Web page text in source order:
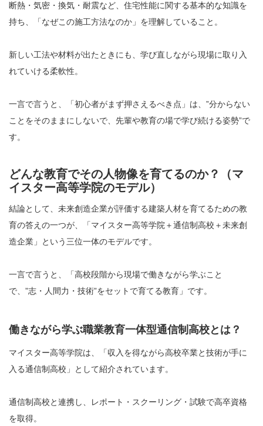
断熱・気密・換気・耐震など、住宅性能に関する基本的な知識を
持ち、「なぜこの施工方法なのか」を理解していること。
新しい工法や材料が出たときにも、学び直しながら現場に取り入
れていける柔軟性。
一言で言うと、「初心者がまず押さえるべき点」は、”分からない
ことをそのままにしないで、先輩や教育の場で学び続ける姿勢”で
す。
どんな教育でその人物像を育てるのか？（マ
イスター高等学院のモデル）
結論として、未来創造企業が評価する建築人材を育てるための教
育の答えの一つが、「マイスター高等学院＋通信制高校＋未来創
造企業」という三位一体のモデルです。
一言で言うと、「高校段階から現場で働きながら学ぶこと
で、”志・人間力・技術”をセットで育てる教育」です。
働きながら学ぶ職業教育一体型通信制高校とは？
マイスター高等学院は、「収入を得ながら高校卒業と技術が手に
入る通信制高校」として紹介されています。
通信制高校と連携し、レポート・スクーリング・試験で高卒資格
を取得。